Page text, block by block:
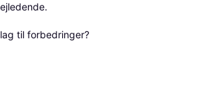
til forbedringer?